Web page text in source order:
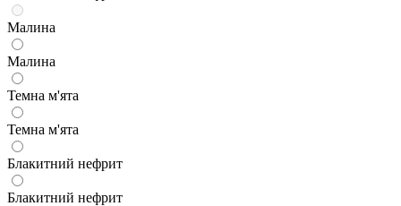
Малина
Малина
Темна м'ята
Темна м'ята
Блакитний нефрит
Блакитний нефрит